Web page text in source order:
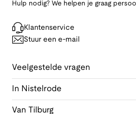
Hulp nodig? We helpen je graag
Klantenservice
Stuur een e-mail
Veelgestelde vragen
In Nistelrode
Van Tilburg